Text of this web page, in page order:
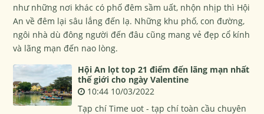
như những nơi khác có phố đêm sầm uất, nhộn nhịp thì Hội
An về đêm lại sâu lắng đến lạ. Những khu phố, con đường,
ngôi nhà dù đông người đến đâu cũng mang vẻ đẹp cổ kính
và lãng mạn đến nao lòng.
Hội An lọt top 21 điểm đến lãng mạn nhất
thế giới cho ngày Valentine
10:44 10/03/2022
Tạp chí Time uot - tạp chí toàn cầu chuyên